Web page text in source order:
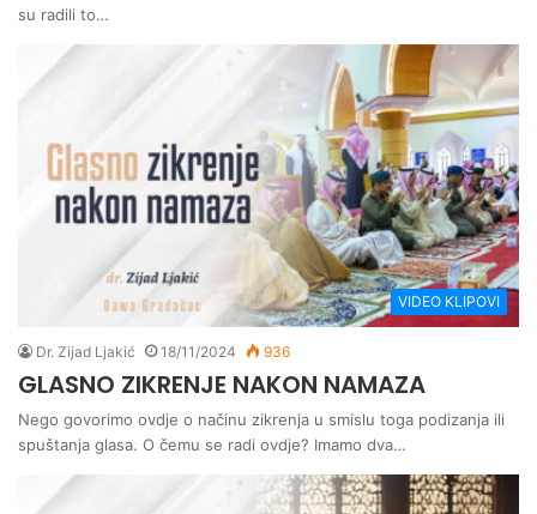
su radili to…
VIDEO KLIPOVI
Dr. Zijad Ljakić 18/11/2024 936
GLASNO ZIKRENJE NAKON NAMAZA
Nego govorimo ovdje o načinu zikrenja u smislu toga podizanja ili
spuštanja glasa. O čemu se radi ovdje? Imamo dva…